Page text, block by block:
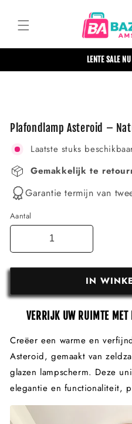
content
LENTE SALE
Plafondlamp Asteroid –
Laatste stuks
Gemakkelijk te
Garantie termijn van
Aantal
IN
VERRIJK UW RUIMTE MET
Creëer een warme en
Asteroid, gemaakt van
glazen lampscherm. Deze
elegantie en functionaliteit,